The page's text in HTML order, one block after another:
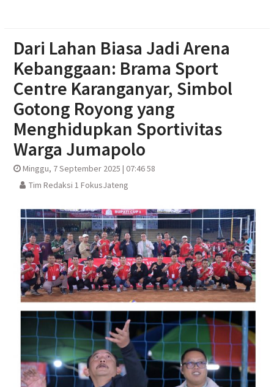
Dari Lahan Biasa Jadi Arena
Kebanggaan: Brama Sport
Centre Karanganyar, Simbol
Gotong Royong yang
Menghidupkan Sportivitas
Warga Jumapolo
Minggu, 7 September 2025 | 07:46 58
Tim Redaksi 1 FokusJateng